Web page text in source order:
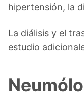
hipertensión, la
La diálisis y el
estudio